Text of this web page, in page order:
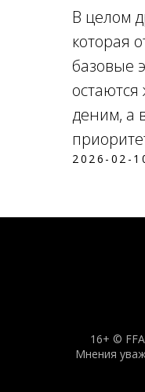
В целом
которая
базовые
деним, а
2026-02-
16+ ©
Мнения